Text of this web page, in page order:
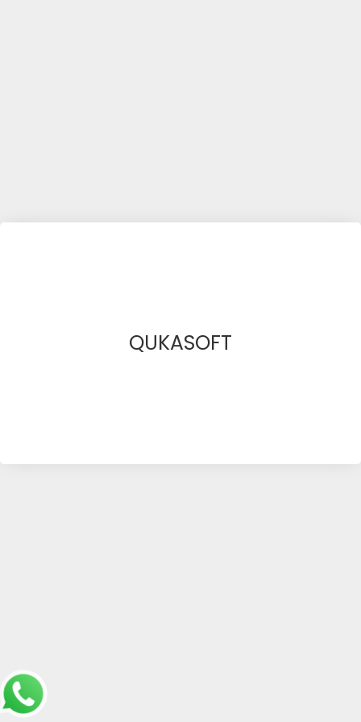
QUKASOFT